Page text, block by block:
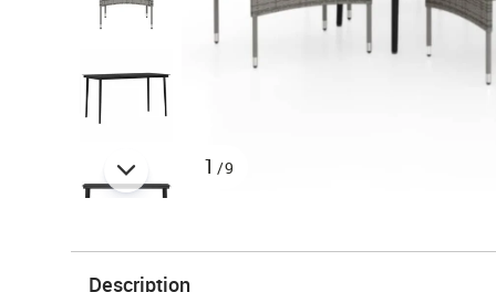
1 /9
Description